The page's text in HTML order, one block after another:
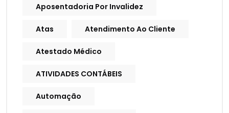
Aposentadoria Por Invalidez
Atas Atendimento Ao Cliente
Atestado Médico
ATIVIDADES CONTÁBEIS
Automação